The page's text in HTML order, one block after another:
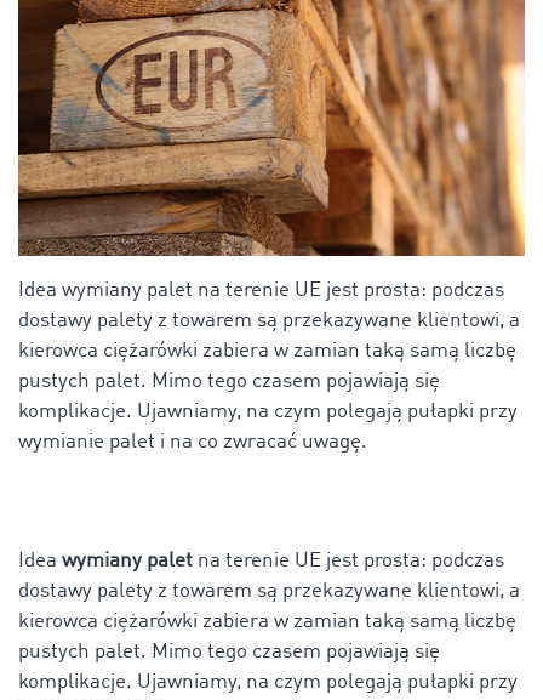
Idea wymiany palet na terenie UE jest prosta: podczas
dostawy palety z towarem są przekazywane klientowi, a
kierowca ciężarówki zabiera w zamian taką samą liczbę
pustych palet. Mimo tego czasem pojawiają się
komplikacje. Ujawniamy, na czym polegają pułapki przy
wymianie palet i na co zwracać uwagę.
Idea wymiany palet na terenie UE jest prosta: podczas
dostawy palety z towarem są przekazywane klientowi, a
kierowca ciężarówki zabiera w zamian taką samą liczbę
pustych palet. Mimo tego czasem pojawiają się
komplikacje. Ujawniamy, na czym polegają pułapki przy